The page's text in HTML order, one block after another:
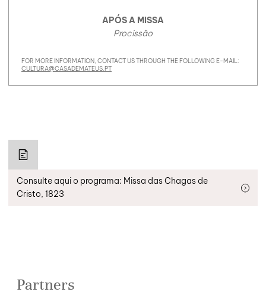
APÓS A MISSA
Procissão
FOR MORE INFORMATION, CONTACT US THROUGH THE FOLLOWING E-MAIL:
CULTURA@CASADEMATEUS.PT
Consulte aqui o programa: Missa das Chagas de
Cristo, 1823
Partners